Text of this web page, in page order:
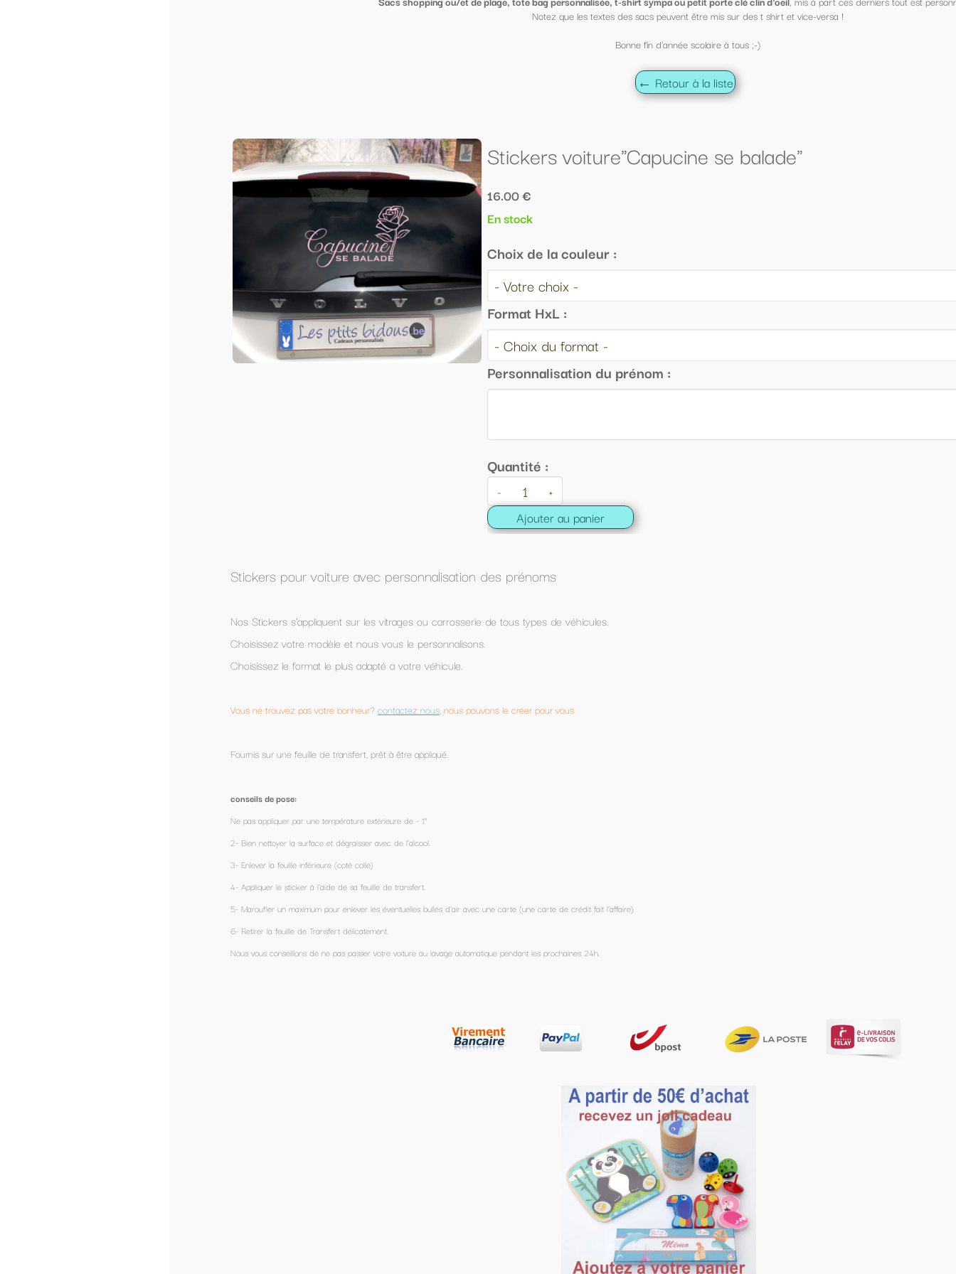
Notez que les textes des sacs peuvent être mis sur des t shirt et vice-versa !
Stickers voiture"Capucine se balade"
16.00 €
En stock
Choix de la couleur :
Format HxL :
Personnalisation du prénom :
Stickers pour voiture avec personnalisation des prénoms
Nos Stickers s’appliquent sur les vitrages ou carrosserie de tous types de véhicules.
Choisissez votre modèle et nous vous le personnalisons.
Choisissez le format le plus adapté a votre véhicule.
contactez nous, nous pouvons le créer pour vous
Fournis sur une feuille de transfert, prêt à être appliqué.
Ne pas appliquer par une température extérieure de - 1°
2- Bien nettoyer la surface et dégraisser avec de l’alcool.
4- Appliquer le sticker à l'aide de sa feuille de transfert.
5- Maroufler un maximum pour enlever les éventuelles bulles d'air avec une carte (une carte de crédit fait l'affaire).
Nous vous conseillons de ne pas passer votre voiture au lavage automatique pendant les prochaines 24h.